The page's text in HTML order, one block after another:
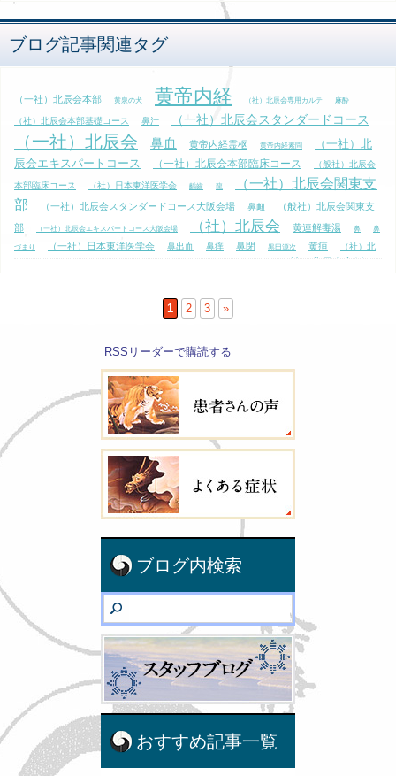
ブログ記事関連タグ
（一社）北辰会本部 黄泉の犬 黄帝内経 （社）北辰会専用カルテ 麻酔
（社）北辰会本部基礎コース 鼻汁 （一社）北辰会スタンダードコース
（一社）北辰会 鼻血 黄帝内経霊枢 黄帝内経素問
（一社）北
辰会エキスパートコース
（一社）北辰会本部臨床コース （般社）北辰会
本部臨床コース （社）日本東洋医学会 齲齒 龍
（一社）北辰会関東支
部
（一社）北辰会スタンダードコース大阪会場 鼻衄
（般社）北辰会関東支
部
（一社）北辰会エキスパートコース大阪会場 （社）北辰会 黄連解毒湯 鼻 鼻
づまり （一社）日本東洋医学会 鼻出血 鼻痒 鼻閉 黒田源次 黄疸
（社）北
（社）北辰会関東支部定例会
社）北辰会スタンダードコース東京会場
1 2 3 »
RSSリーダーで購読する
ブログ内検索
おすすめ記事一覧